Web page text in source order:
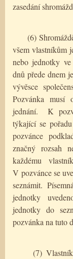
zasedání
(6)
všem vlastníkům
nebo jednotky
dnů přede dnem
vývěsce
Pozvánka musí
jednání.
K
týkající se
pozvánce
značný rozsah
každému
V pozvánce se
seznámit.
jednotky
jednotky do
pozvánka na tuto
(7)